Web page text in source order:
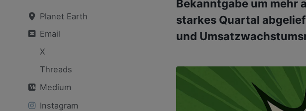
Planet Earth
Email
X
Threads
Medium
Instagram
Bekanntgabe um mehr
starkes Quartal
und